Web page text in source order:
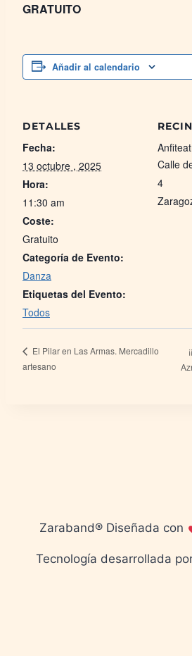
GRATUITO
Añadir al calendario
DETALLES
Fecha:
13 octubre , 2025
Hora:
11:30 am
Coste:
Gratuito
Categoría de Evento:
Danza
Etiquetas del Evento:
Todos
Calle
4
El Pilar en Las Armas. Mercadillo
artesano
Zaraband® Diseñada con
Tecnología desarrollada